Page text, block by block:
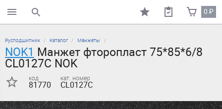
поиск по каталогу 0₽
Русподшипник Каталог Манжеты
NOK1 Манжет фторопласт 75*85*6/8
CL0127C NOK
код
81770
кат. номер
CL0127C